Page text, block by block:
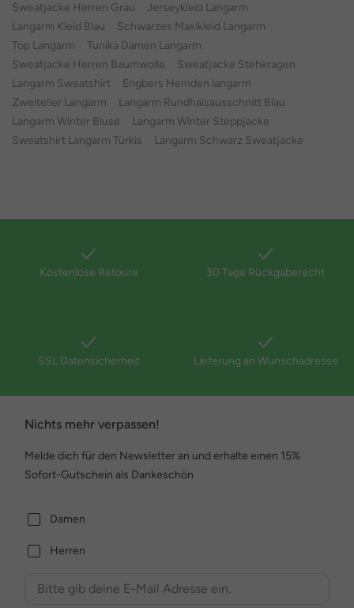
Sweatjacke Herren Grau
Jerseykleid Langarm
Langarm Kleid Blau
Schwarzes Maxikleid Langarm
Top Langarm
Tunika Damen Langarm
Sweatjacke Herren Baumwolle
Sweatjacke Stehkragen
Langarm Sweatshirt
Engbers Hemden langarm
Zweiteiler Langarm
Langarm Rundhalsausschnitt Blau
Langarm Winter Bluse
Langarm Winter Steppjacke
Sweatshirt Langarm Türkis
Langarm Schwarz Sweatjacke
Kostenlose Retoure 30 Tage Rückgaberecht
SSL Datensicherheit Lieferung an Wunschadresse
Nichts mehr verpassen!
Melde dich für den Newsletter an und erhalte einen 15%
Sofort-Gutschein als Dankeschön
Damen
Herren